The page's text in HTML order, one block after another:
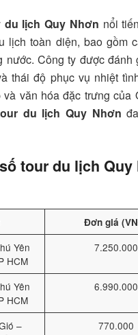
du lịch Quy Nhơn nổi
lịch toàn diện, bao gồm
nước. Công ty được đánh
thái độ phục vụ nhiệt
văn hóa đặc trưng của
du lịch Quy Nhơn
tour du lịch Quy
Đơn giá
Yên
HCM
7.250.000
Yên
HCM
6.990.000
–
770.000